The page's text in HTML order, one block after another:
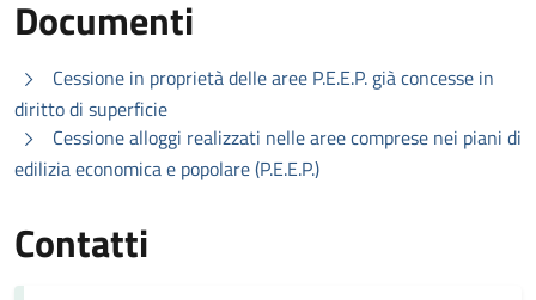
Documenti
Cessione in proprietà delle aree P.E.E.P. già concesse in
diritto di superficie
Cessione alloggi realizzati nelle aree comprese nei piani di
edilizia economica e popolare (P.E.E.P.)
Contatti